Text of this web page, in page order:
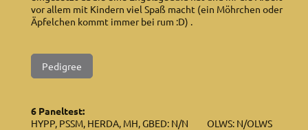
vor allem mit Kindern viel Spaß macht (ein Möhrchen oder
Äpfelchen kommt immer bei rum :D) .
Pedigree
6 Paneltest:
HYPP, PSSM, HERDA, MH, GBED: N/N OLWS: N/OLWS